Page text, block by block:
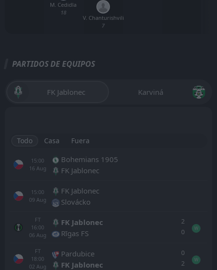
M. Cedidla
18
V. Chanturishvili
7
PARTIDOS DE EQUIPOS
FK Jablonec Karviná
Todo Casa Fuera
15:00
16 Aug
Bohemians 1905
FK Jablonec
15:00
09 Aug
FK Jablonec
Slovácko
FT
16:00
06 Aug
FK Jablonec
Rīgas FS
2
0
W
FT
18:00
02 Aug
Pardubice
FK Jablonec
0
2
W